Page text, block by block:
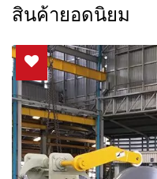
สินค้ายอดนิยม